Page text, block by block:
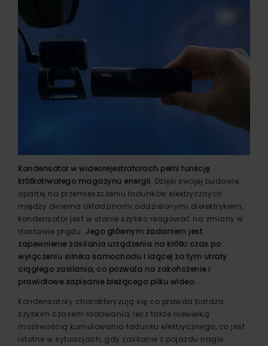
Kondensator w wideorejestratorach pełni funkcję
krótkotrwałego magazynu energii. Dzięki swojej budowie,
opartej na przemieszczeniu ładunków elektrycznych
między dwiema okładzinami oddzielonymi dielektrykiem,
kondensator jest w stanie szybko reagować na zmiany w
dostawie prądu. Jego głównym zadaniem jest
zapewnienie zasilania urządzenia na krótki czas po
wyłączeniu silnika samochodu i idącej za tym utraty
ciągłego zasilania, co pozwala na zakończenie i
prawidłowe zapisanie bieżącego pliku wideo.
Kondensatory charakteryzują się co prawda bardzo
szybkim czasem ładowania, lecz także niewielką
możliwością kumulowania ładunku elektrycznego, co jest
istotne w sytuacjach, gdy zasilanie z pojazdu nagle